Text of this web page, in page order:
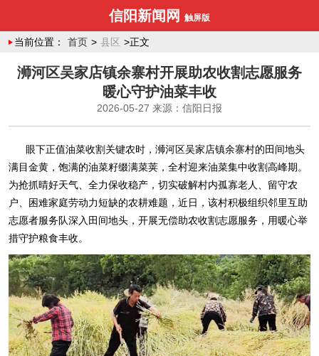
信阳新闻网 触屏版
当前位置： 首页 > 县区 >正文
浉河区吴家店镇余寨村开展助农收割志愿服务
暖心守护油菜丰收
2026-05-27 来源：信阳日报
眼下正值油菜收割关键农时，浉河区吴家店镇余寨村的田间地头
满目金黄，饱满的油菜籽缀满菜荚，全村迎来油菜集中收割高峰期。
为抢抓晴好天气、全力保收稳产，切实破解村内孤寡老人、留守农
户、困难家庭劳动力短缺的农耕难题，近日，该村积极组织邻里互助
志愿者服务队深入田间地头，开展无偿助农收割志愿服务，用暖心举
措守护粮食丰收。